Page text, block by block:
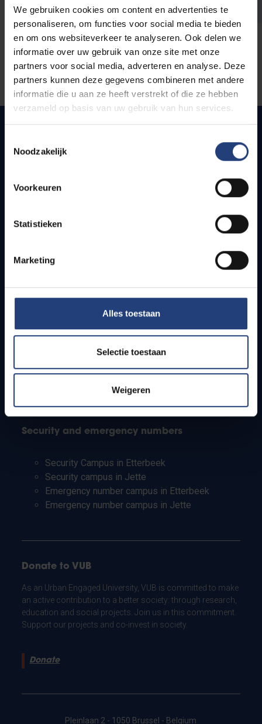
We gebruiken cookies om content en advertenties te
personaliseren, om functies voor social media te bieden
en om ons websiteverkeer te analyseren. Ook delen we
informatie over uw gebruik van onze site met onze
partners voor social media, adverteren en analyse. Deze
partners kunnen deze gegevens combineren met andere
informatie die u aan ze heeft verstrekt of die ze hebben
verzameld op basis van uw gebruik van hun services.
Noodzakelijk
Voorkeuren
Statistieken
Marketing
Alles toestaan
Selectie toestaan
Weigeren
Quick links
How to get to the VUB campuses
Students
PhD students
Teachers and secondary schools
Working students
Security and emergency numbers
Security Campus in Etterbeek
Security campus in Jette
Emergency number campus in Etterbeek
Emergency number campus in Jette
Donate to VUB
As an Urban Engaged University, VUB is committed to make
an active contribution to a better society: through research,
education and social projects. Join us in this commitment.
Support our projects and co-invest in society.
Donate
Pleinlaan 2 - 1050 Brussel - Belgium